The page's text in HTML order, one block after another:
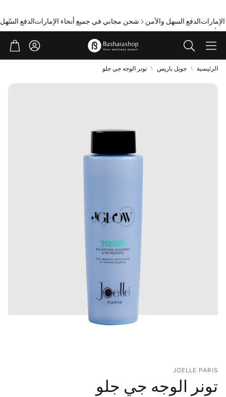
الدفع السهل والآمن شحن مجاني في جميع أنحاء الإماراتالدفع السهل
ابحث
حساب
الرئيسية جويل باريس تونر الوجه جي جلو
JOELLE PARIS
تونر الوجه جي جلو